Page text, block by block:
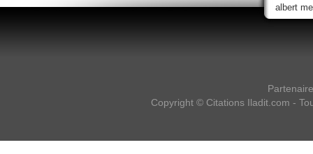
Copyright © Citations Iladit.com -